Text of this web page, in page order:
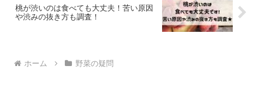
桃が渋いのは食べても大丈夫！苦い原因
や渋みの抜き方も調査！
ホーム 野菜の疑問